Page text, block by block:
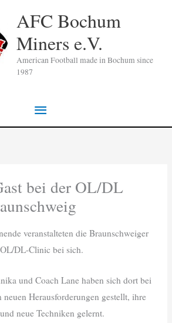
AFC Bochum
Miners e.V.
American Football made in Bochum since
1987
Hauptmenü
bei der OL/DL
veranstalteten die Braunschweiger
DL-Clinic bei sich.
und Coach Lane haben sich dort bei
neuen Herausforderungen gestellt, ihre
neue Techniken gelernt.